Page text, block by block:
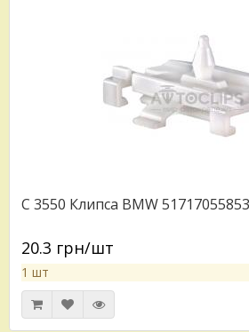
C 3550 Клипса BMW
20.3 грн/шт
1 шт